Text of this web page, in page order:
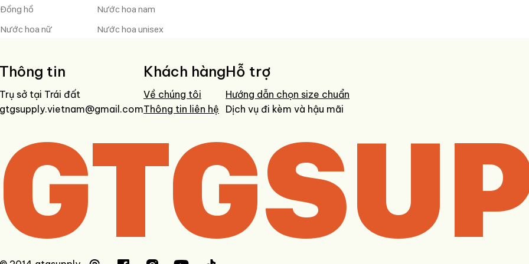
Đồng hồ
Nước hoa nam
Nước hoa nữ
Nước hoa unisex
Thông tin
Trụ sở tại Trái đất
gtgsupply.vietnam@gmail.com
Khách hàng
Về chúng tôi
Thông tin liên hệ
Hỗ trợ
Hướng dẫn chọn size chuẩn
Dịch vụ đi kèm và hậu mãi